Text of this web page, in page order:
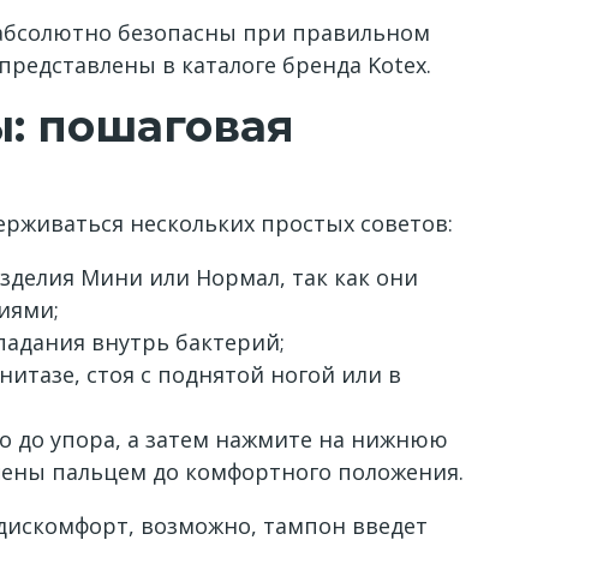
безопасны при правильном
в каталоге бренда Kotex.
пошаговая
нескольких простых советов:
Мини или Нормал, так как они
внутрь бактерий;
стоя с поднятой ногой или в
до упора, а затем нажмите на нижнюю
пальцем до комфортного положения.
возможно, тампон введет